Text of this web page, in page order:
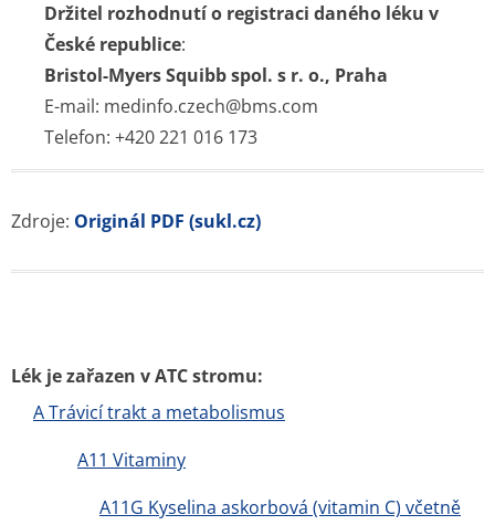
Držitel rozhodnutí o registraci daného léku v
České republice:
Bristol-Myers Squibb spol. s r. o., Praha
E-mail: medinfo.czech@bms.com
Telefon: +420 221 016 173
Zdroje: Originál PDF (sukl.cz)
Lék je zařazen v ATC stromu:
A Trávicí trakt a metabolismus
A11 Vitaminy
A11G Kyselina askorbová (vitamin C) včetně